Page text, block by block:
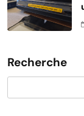
Recherche